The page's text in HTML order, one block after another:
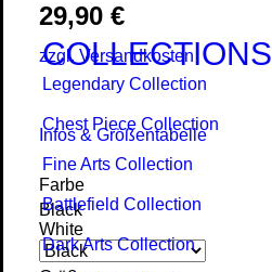
COLLECTIONS
Legendary Collection
Chest Piece Collection
Fine Arts Collection
Battlefield Collection
Dark Arts Collection
29,90 €
zzgl. Versandkosten
Infos & Größentabelle
Farbe
Black
White